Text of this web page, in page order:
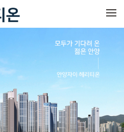
건너뛰기